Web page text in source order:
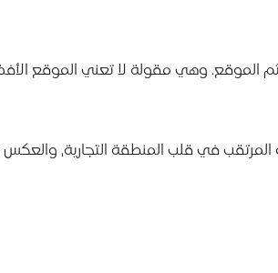
الموقع. وهي مقولة لا تعني الموقع
في قلب المنطقة التجارية،